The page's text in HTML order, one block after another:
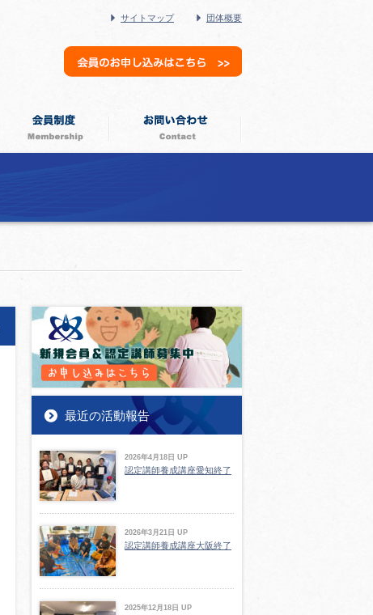
サイトマップ 団体概要
最近の活動報告
2026年4月18日 UP
認定講師養成講座愛知終了
2026年3月21日 UP
認定講師養成講座大阪終了
2025年12月18日 UP